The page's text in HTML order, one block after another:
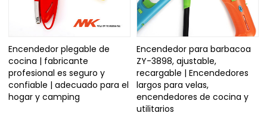
Encendedor plegable de
cocina | fabricante
profesional es seguro y
confiable | adecuado para el
hogar y camping
Encendedor para barbacoa
ZY-3898, ajustable,
recargable | Encendedores
largos para velas,
encendedores de cocina y
utilitarios